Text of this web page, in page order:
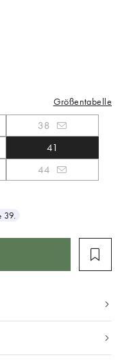
Größentabelle
38
41
44
39.